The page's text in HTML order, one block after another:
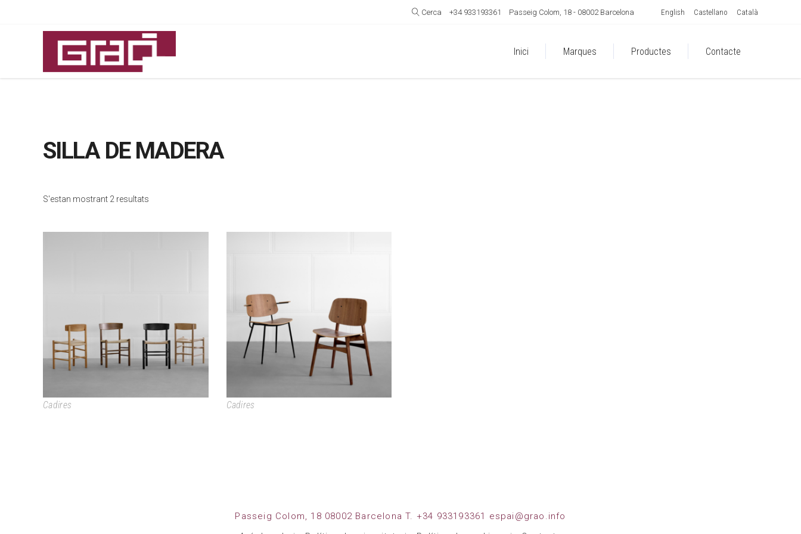
Cerca +34 933193361 Passeig Colom, 18 - 08002 Barcelona English Castellano Català
Inici Marques Productes Contacte
SILLA DE MADERA
S'estan mostrant 2 resultats
Cadires
SOBORG
Cadires
Passeig Colom, 18 08002 Barcelona T. +34 933193361 espai@grao.info